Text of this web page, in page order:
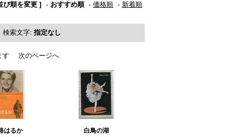
び順を変更 ] - おすすめ順 - 価格順 - 新着順
検索文字: 指定なし
す 次のページへ
はるか 白鳥の湖